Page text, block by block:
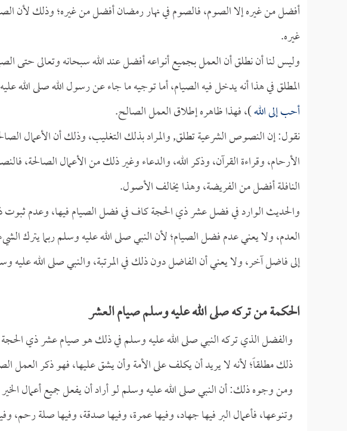
أفضل من غيره إلا الصوم، فالصوم في نهار رمضان أفضل من غيره؛ وذلك
غيره.
وليس لنا أن نطلق أن العمل بجميع أنواعه أفضل عند الله سبحانه وتعالى حتى
المطلق في هذا أنه يدخل فيه الصيام، أما توجيه ما جاء عن رسول الله صلى الله
أحب إلى الله)، فهذا ظاهره إطلاق العمل الصالح.
نقول: إن النصوص الشرعية تطلق, والمراد بذلك التغليب، وذلك أن الأعمال
الأرحام، وقراءة القرآن، وذكر الله، والدعاء وغير ذلك من الأعمال الصالحة،
النافلة أفضل من الفريضة، وهذا يخالف الأصول.
والحديث الوارد في فضل عشر ذي الحجة كاف في فضل الصيام فيها، وعدم ثبوت
العدم، ولا يعني عدم فضل الصيام؛ لأن النبي صلى الله عليه وسلم ربما يترك
إلى فاضل آخر، ولا يعني أن الفاضل دون ذلك في المرتبة، والنبي صلى الله عليه
الحكمة من تركه صلى الله عليه وسلم صيام العشر
والفضل الذي تركه النبي صلى الله عليه وسلم في ذلك هو صيام عشر ذي الحجة
ذلك مطلقاً؛ لأنه لا يريد أن يكلف على الأمة وأن يشق عليها، فهو ذكر العمل
ومن وجوه ذلك: أن النبي صلى الله عليه وسلم لو أراد أن يفعل جميع أعمال
وتنوعها، فأعمال البر فيها جهاد، وفيها عمرة، وفيها صدقة، وفيها صلة رحم،